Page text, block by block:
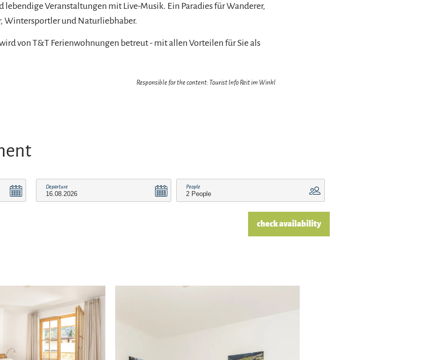
lebendige Veranstaltungen mit Live-Musik. Ein Paradies für Wanderer,
Wintersportler und Naturliebhaber.
von T&T Ferienwohnungen betreut - mit allen Vorteilen für Sie als
Responsible for the content: Tourist Info Reit im Winkl
Departure People
check availability